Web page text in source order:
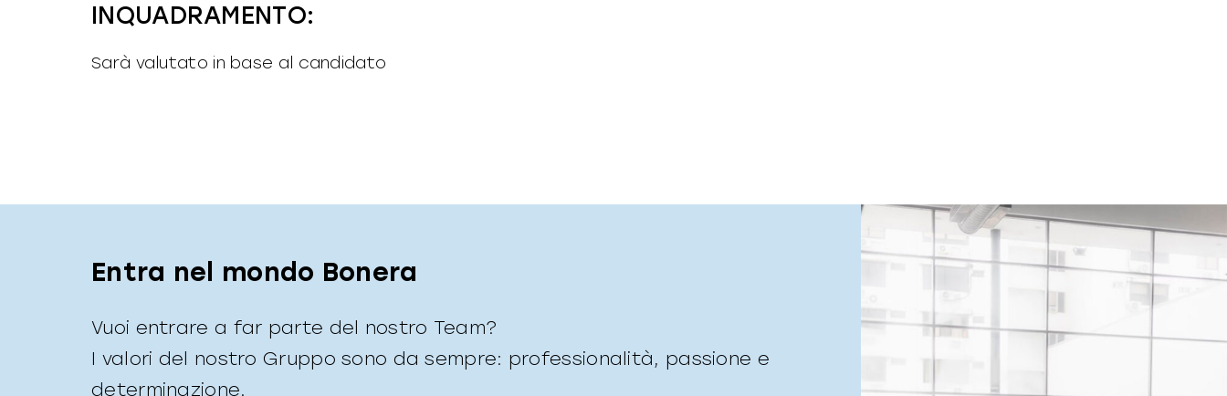
INQUADRAMENTO:
Sarà valutato in base al candidato
Entra nel mondo Bonera
Vuoi entrare a far parte del nostro Team?
I valori del nostro Gruppo sono da sempre: professionalità, passione e
determinazione.